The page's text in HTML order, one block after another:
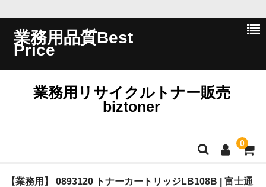
業務用品質Best
Price
業務用リサイクルトナー販売
biztoner
0
ホーム
【業務用】 0893120 トナーカートリッジLB108B | 富士通